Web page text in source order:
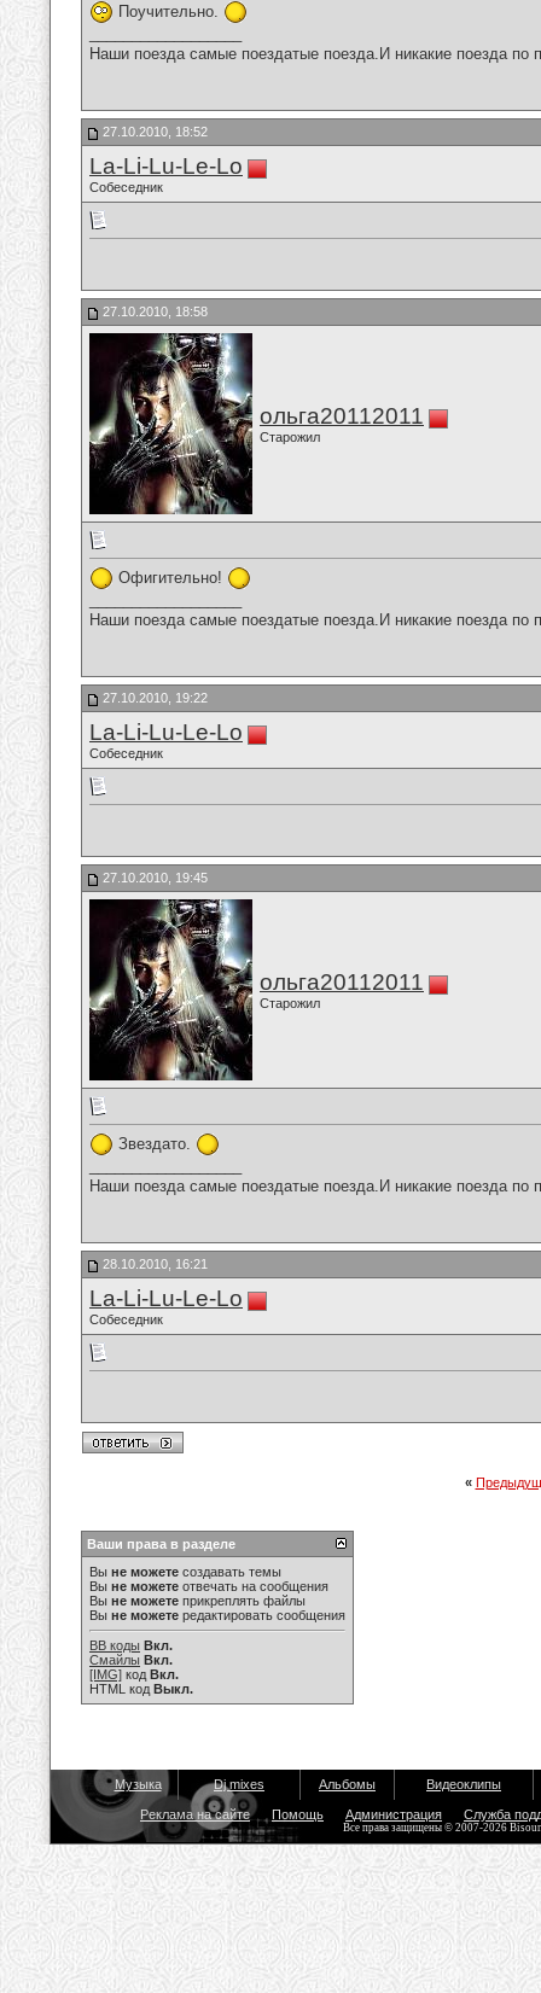
Поучительно.
Наши поезда самые поездатые поезда.И никакие поезда по
27.10.2010, 18:52
La-Li-Lu-Le-Lo
Собеседник
27.10.2010, 18:58
ольга20112011
Старожил
Офигительно!
Наши поезда самые поездатые поезда.И никакие поезда по
27.10.2010, 19:22
La-Li-Lu-Le-Lo
Собеседник
27.10.2010, 19:45
ольга20112011
Старожил
Звездато.
Наши поезда самые поездатые поезда.И никакие поезда по
28.10.2010, 16:21
La-Li-Lu-Le-Lo
Собеседник
«
Ваши права в разделе
Вы не можете создавать темы
Вы не можете отвечать на сообщения
Вы не можете прикреплять файлы
Вы не можете редактировать сообщения
BB коды Вкл.
Смайлы Вкл.
[IMG] код Вкл.
HTML код Выкл.
Музыка Dj mixes Альбомы Видеоклипы
Реклама на сайте Помощь Администрация Служба
Все права защищены © 2007-2026